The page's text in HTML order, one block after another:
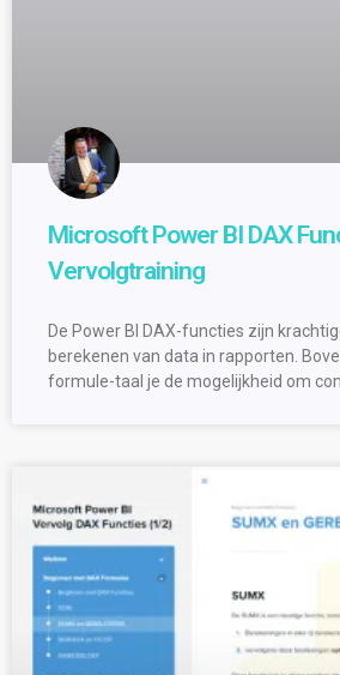
Microsoft Power BI DAX
Vervolgtraining
De Power BI DAX-functies zijn
berekenen van data in rapporten.
formule-taal je de mogelijkheid om